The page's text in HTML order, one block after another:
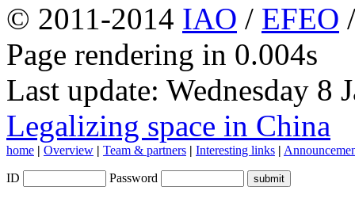
© 2011-2014 IAO / EFEO
Page rendering in 0.004s
Last update: Wednesday 8
Legalizing space in China
home | Overview | Team & partners | Interesting links |
ID Password